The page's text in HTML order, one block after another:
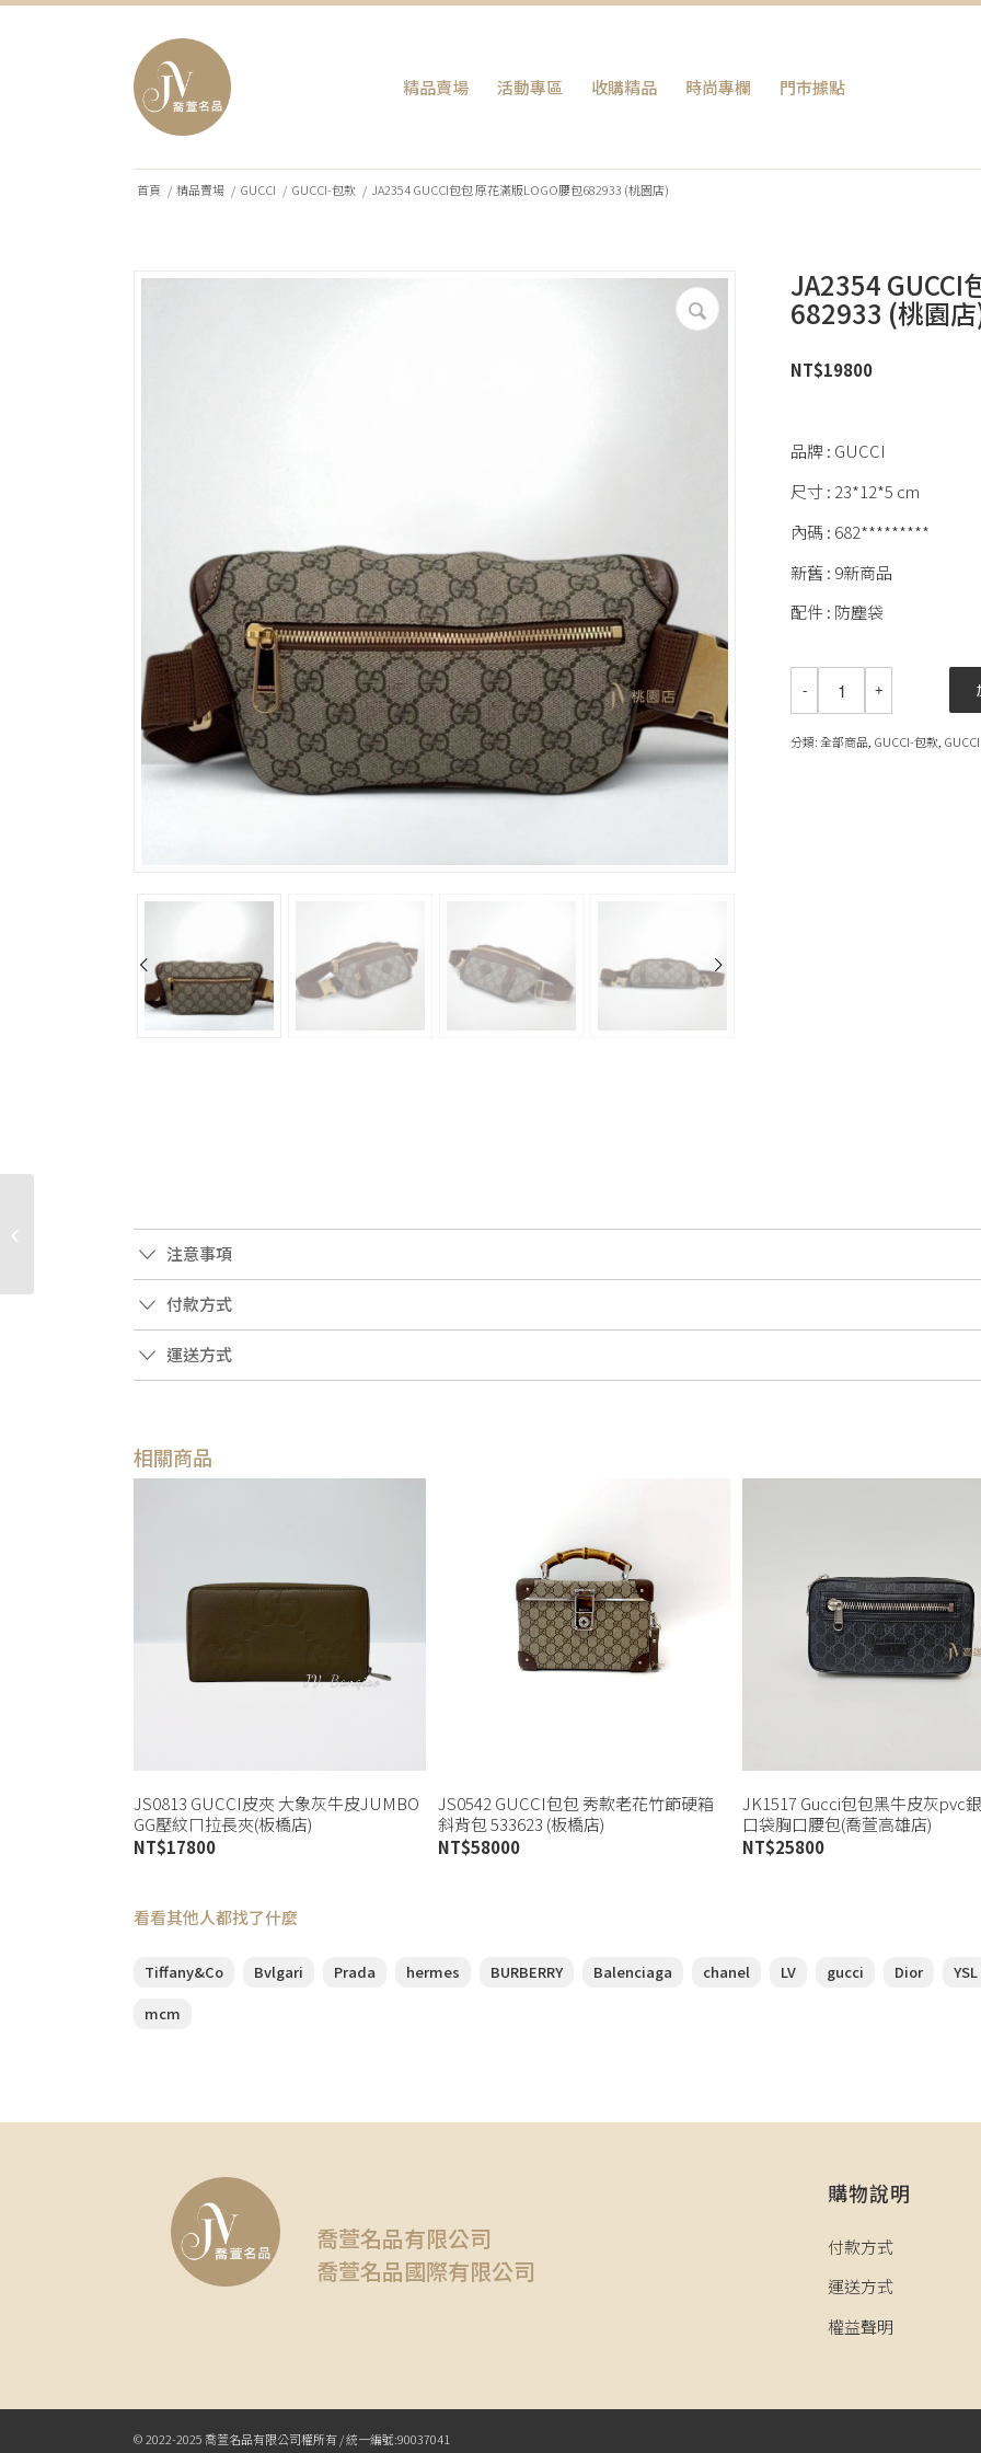
精品賣場 活動專區 收購精品 時尚專欄 門巿據點
首頁 / 精品賣場 / GUCCI / GUCCI-包款 / JA2354 GUCCI包包 原花滿版LOGO腰包682933 (桃園店)
JA2354 GUCCI
682933 (桃園
NT$19800
品牌 : GUCCI
尺寸 : 23*12*5 cm
內碼 : 682*********
新舊 : 9新商品
配件 : 防塵袋
分類:全部商品 GUCCI-包款 GUCCI
注意事項
付款方式
運送方式
相關商品
JS0813 GUCCI皮夾 大象灰牛皮JUMBO
GG壓紋ㄇ拉長夾(板橋店)
NT$17800
JS0542 GUCCI包包 秀款老花竹節硬箱
斜背包 533623 (板橋店)
NT$58000
JK1517 Gucci包包黑牛皮灰pvc
口袋胸口腰包(喬萱高雄店)
NT$25800
看看其他人都找了什麼
Tiffany&Co Bvlgari Prada hermes BURBERRY Balenciaga chanel LV gucci Dior YSL
mcm
喬萱名品有限公司
喬萱名品國際有限公司
購物說明
付款方式
運送方式
權益聲明
© 2022-2025 喬萱名品有限公司權所有 / 統一編號:90037041
緹花布拚黑牛皮Saddle